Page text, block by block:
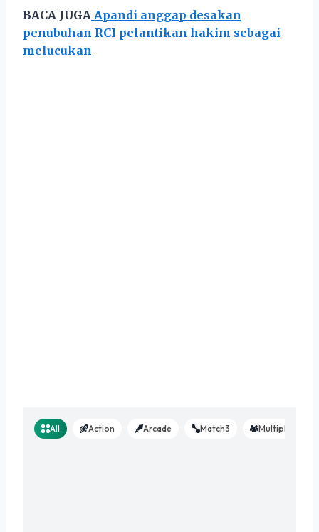
BACA JUGA Apandi anggap desakan
penubuhan RCI pelantikan hakim sebagai
melucukan